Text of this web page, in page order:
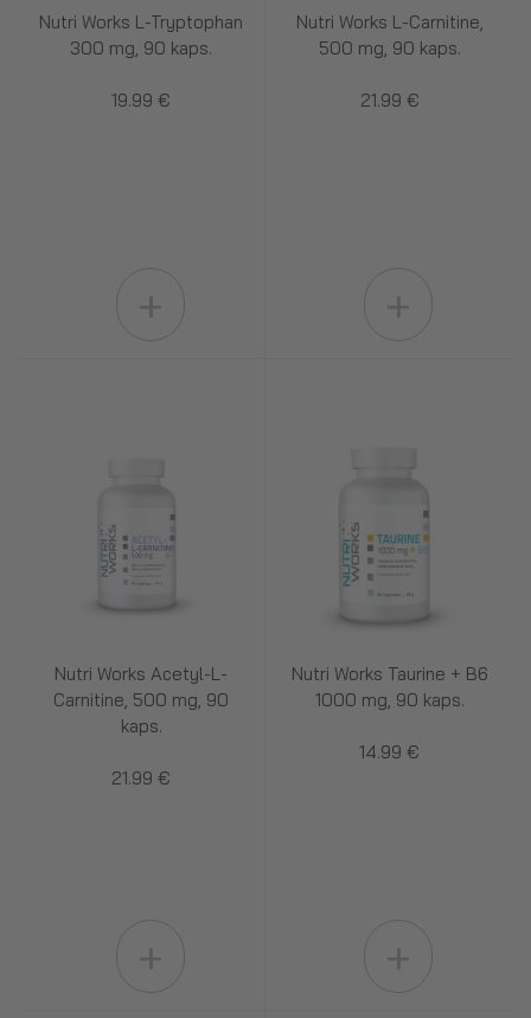
Nutri Works L-Tryptophan
300 mg, 90 kaps.
19.99 €
Nutri Works L-Carnitine,
500 mg, 90 kaps.
21.99 €
Nutri Works Acetyl-L-
Carnitine, 500 mg, 90
kaps.
21.99 €
Nutri Works Taurine + B6
1000 mg, 90 kaps.
14.99 €